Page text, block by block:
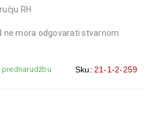
RH
ne mora odgovarati stvarnom
Sku: 21-1-2-259